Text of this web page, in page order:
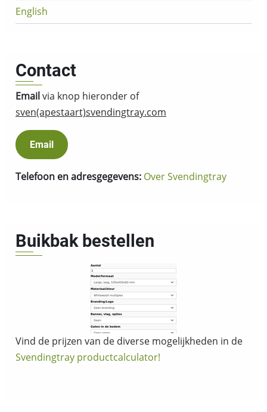
English
Contact
Emailvia knop hieronder of
sven(apestaart)svendingtray.com
Email
Telefoon en adresgegevens: Over Svendingtray
Buikbak bestellen
Vind de prijzen van de diverse mogelijkheden in de
Svendingtray productcalculator!